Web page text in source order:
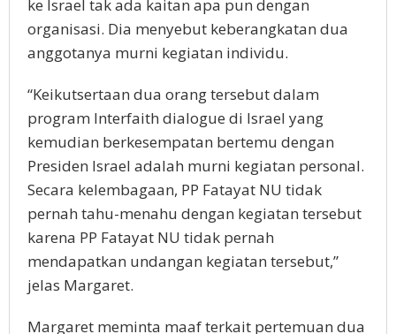
ke Israel tak ada kaitan apa pun dengan
organisasi. Dia menyebut keberangkatan dua
anggotanya murni kegiatan individu.
“Keikutsertaan dua orang tersebut dalam
program Interfaith dialogue di Israel yang
kemudian berkesempatan bertemu dengan
Presiden Israel adalah murni kegiatan personal.
Secara kelembagaan, PP Fatayat NU tidak
pernah tahu-menahu dengan kegiatan tersebut
karena PP Fatayat NU tidak pernah
mendapatkan undangan kegiatan tersebut,”
jelas Margaret.
Margaret meminta maaf terkait pertemuan dua